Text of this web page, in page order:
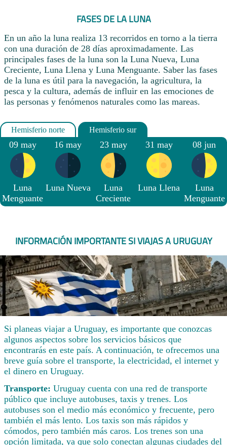
FASES DE LA LUNA
En un año la luna realiza 13 recorridos en torno a la tierra
con una duración de 28 días aproximadamente. Las
principales fases de la luna son la Luna Nueva, Luna
Creciente, Luna Llena y Luna Menguante. Saber las fases
de la luna es útil para la navegación, la agricultura, la
pesca y la cultura, además de influir en las emociones de
las personas y fenómenos naturales como las mareas.
09 may
Luna
Menguante
16 may
Luna Nueva
23 may
Luna
Creciente
31 may
Luna Llena
08 jun
Luna
Menguante
INFORMACIÓN IMPORTANTE SI VIAJAS A URUGUAY
Si planeas viajar a Uruguay, es importante que conozcas
algunos aspectos sobre los servicios básicos que
encontrarás en este país. A continuación, te ofrecemos una
breve guía sobre el transporte, la electricidad, el internet y
el dinero en Uruguay.
Transporte: Uruguay cuenta con una red de transporte
público que incluye autobuses, taxis y trenes. Los
autobuses son el medio más económico y frecuente, pero
también el más lento. Los taxis son más rápidos y
cómodos, pero también más caros. Los trenes son una
opción limitada, ya que solo conectan algunas ciudades del